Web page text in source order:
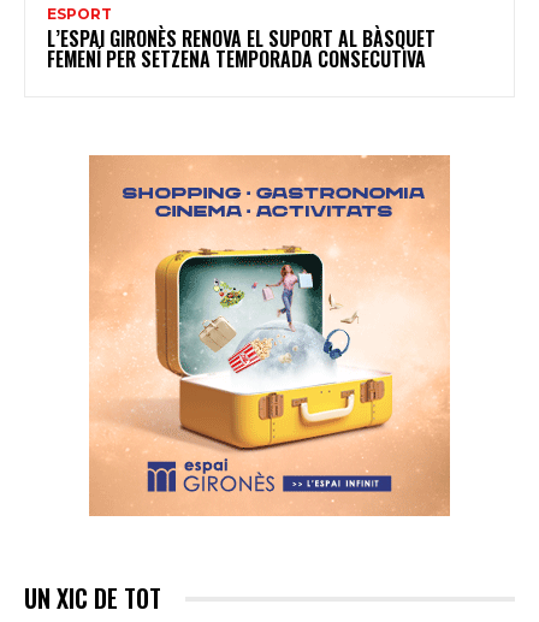
ESPORT
L’ESPAI GIRONÈS RENOVA EL SUPORT AL BÀSQUET
FEMENÍ PER SETZENA TEMPORADA CONSECUTIVA
UN XIC DE TOT